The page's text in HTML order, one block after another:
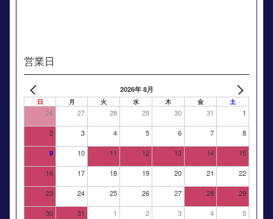
営業日
2026年 8月
日 月 火 水 木 金 土
26 27 28 29 30 31 1
2 3 4 5 6 7 8
9 10 11 12 13 14 15
16 17 18 19 20 21 22
23 24 25 26 27 28 29
30 31 1 2 3 4 5